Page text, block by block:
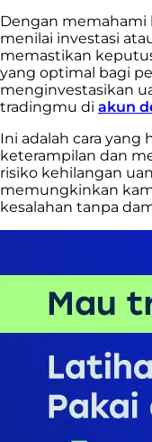
Dengan memahami
menilai investasi
memastikan
yang optimal bagi
menginvestasikan
tradingmu di akun
Ini adalah cara
keterampilan dan
risiko kehilangan
memungkinkan
kesalahan tanpa